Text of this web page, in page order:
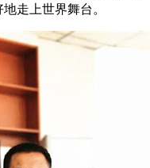
走上世界舞台。